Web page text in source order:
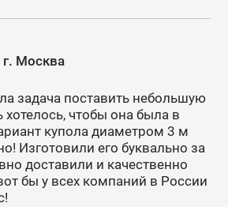
г. Москва
задача поставить небольшую
хотелось, чтобы она была в
купола диаметром 3 м
Изготовили его буквально за
доставили и качественно
бы у всех компаний в России